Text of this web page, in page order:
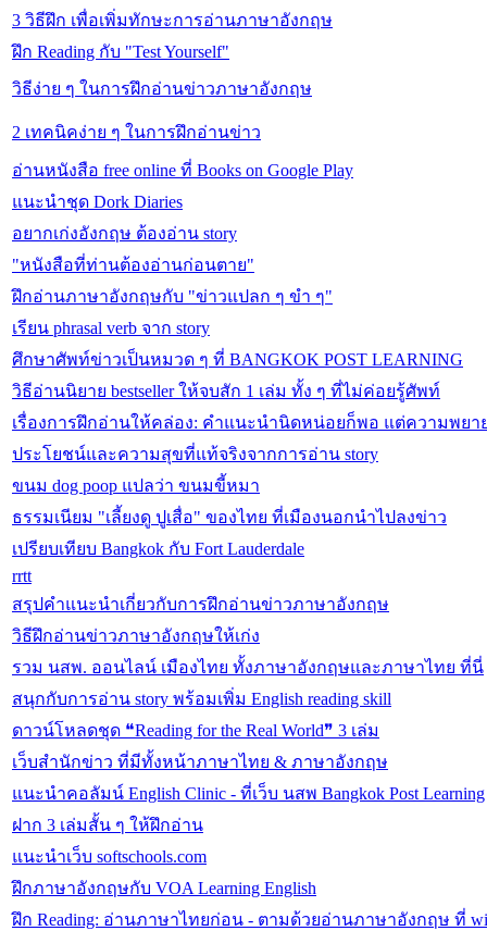
3 วิธีฝึก เพื่อเพิ่มทักษะการอ่านภาษาอังกฤษ
ฝึก Reading กับ "Test Yourself"
วิธีง่าย ๆ ในการฝึกอ่านข่าวภาษาอังกฤษ
2 เทคนิคง่าย ๆ ในการฝึกอ่านข่าว
อ่านหนังสือ free online ที่ Books on Google Play
แนะนำชุด Dork Diaries
อยากเก่งอังกฤษ ต้องอ่าน story
"หนังสือที่ท่านต้องอ่านก่อนตาย"
ฝึกอ่านภาษาอังกฤษกับ "ข่าวแปลก ๆ ขำ ๆ"
เรียน phrasal verb จาก story
ศึกษาศัพท์ข่าวเป็นหมวด ๆ ที่ BANGKOK POST LEARNING
วิธีอ่านนิยาย bestseller ให้จบสัก 1 เล่ม ทั้ง ๆ ที่ไม่ค่อยรู้ศัพท์
เรื่องการฝึกอ่านให้คล่อง: คำแนะนำนิดหน่อยก็พอ แต่ความพยา
ประโยชน์และความสุขที่แท้จริงจากการอ่าน story
ขนม dog poop แปลว่า ขนมขี้หมา
ธรรมเนียม "เลี้ยงดู ปูเสื่อ" ของไทย ที่เมืองนอกนำไปลงข่าว
เปรียบเทียบ Bangkok กับ Fort Lauderdale
rrtt
สรุปคำแนะนำเกี่ยวกับการฝึกอ่านข่าวภาษาอังกฤษ
วิธีฝึกอ่านข่าวภาษาอังกฤษให้เก่ง
รวม นสพ. ออนไลน์ เมืองไทย ทั้งภาษาอังกฤษและภาษาไทย ที่นี่
สนุกกับการอ่าน story พร้อมเพิ่ม English reading skill
ดาวน์โหลดชุด ❝Reading for the Real World❞ 3 เล่ม
เว็บสำนักข่าว ที่มีทั้งหน้าภาษาไทย & ภาษาอังกฤษ
แนะนำคอลัมน์ English Clinic - ที่เว็บ นสพ Bangkok Post Learning
ฝาก 3 เล่มสั้น ๆ ให้ฝึกอ่าน
แนะนำเว็บ softschools.com
ฝึกภาษาอังกฤษกับ VOA Learning English
ฝึก Reading: อ่านภาษาไทยก่อน - ตามด้วยอ่านภาษาอังกฤษ ที่